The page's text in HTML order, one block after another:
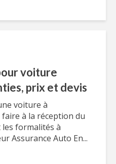
voiture
prix et devis
voiture à
à la réception du
les formalités à
Assurance Auto En...